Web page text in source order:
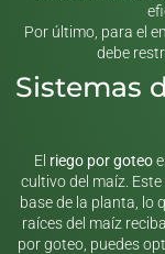
Por último, para el
debe
Sistemas
El riego por goteo
cultivo del maíz.
base de la planta, lo
raíces del maíz
por goteo, puedes